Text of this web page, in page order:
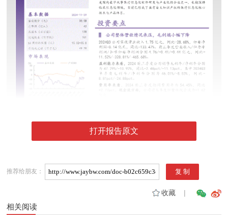
打开报告原文
推荐给朋友：
收藏|
相关阅读